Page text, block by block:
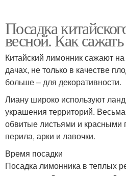
Посадка
весной. Как
Китайский лимонник сажают
дачах, не только в качестве
больше – для декоративности.
Лиану широко используют
украшения территорий.
обвитые листьями и красными
перила, арки и лавочки.
Время посадки
Посадка лимонника в теплых